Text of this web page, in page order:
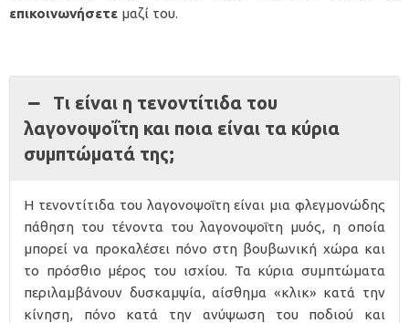
επικοινωνήσετε μαζί του.
Τι είναι η τενοντίτιδα του
λαγονοψοΐτη και ποια είναι τα κύρια
συμπτώματά της;
Η τενοντίτιδα του λαγονοψοΐτη είναι μια φλεγμονώδης
πάθηση του τένοντα του λαγονοψοΐτη μυός, η οποία
μπορεί να προκαλέσει πόνο στη βουβωνική χώρα και
το πρόσθιο μέρος του ισχίου. Τα κύρια συμπτώματα
περιλαμβάνουν δυσκαμψία, αίσθημα «κλικ» κατά την
κίνηση, πόνο κατά την ανύψωση του ποδιού και